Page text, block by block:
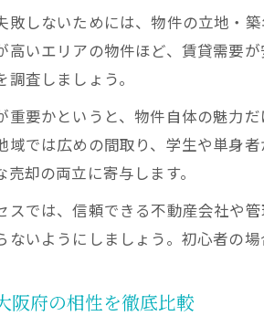
敗しないためには、物件の立地・
高いエリアの物件ほど、賃貸需要
査しましょう。
重要かというと、物件自体の魅力
域では広めの間取り、学生や単身
却の両立に寄与します。
スでは、信頼できる不動産会社や
ないようにしましょう。初心者の
阪府の相性を徹底比較